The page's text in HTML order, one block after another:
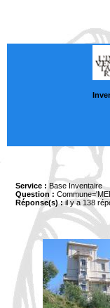
Service : Base Inventaire
Question :
Réponse(s) :il y a 138